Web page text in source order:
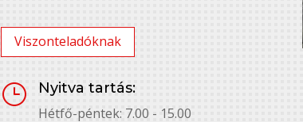
Viszonteladóknak
}
Nyitva tartás:
Hétfő-péntek: 7.00 - 15.00